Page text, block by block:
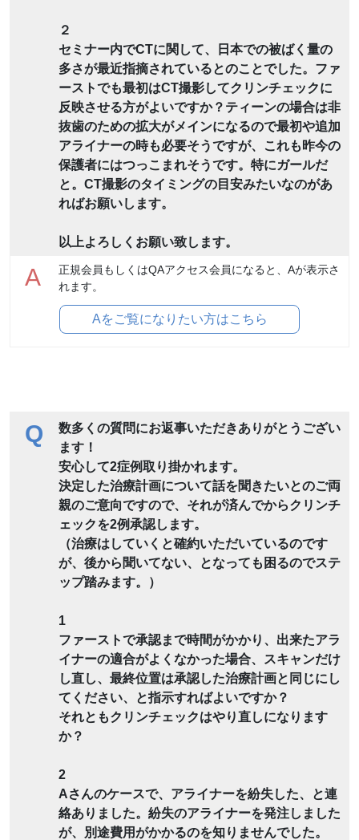
２
セミナー内でCTに関して、日本での被ばく量の
多さが最近指摘されているとのことでした。ファ
ーストでも最初はCT撮影してクリンチェックに
反映させる方がよいですか？ティーンの場合は非
抜歯のための拡大がメインになるので最初や追加
アライナーの時も必要そうですが、これも昨今の
保護者にはつっこまれそうです。特にガールだ
と。CT撮影のタイミングの目安みたいなのがあ
ればお願いします。
以上よろしくお願い致します。
A
正規会員もしくはQAアクセス会員になると、Aが表示さ
れます。
Aをご覧になりたい方はこちら
Q
数多くの質問にお返事いただきありがとうござい
ます！
安心して2症例取り掛かれます。
決定した治療計画について話を聞きたいとのご両
親のご意向ですので、それが済んでからクリンチ
ェックを2例承認します。
（治療はしていくと確約いただいているのです
が、後から聞いてない、となっても困るのでステ
ップ踏みます。）
1
ファーストで承認まで時間がかかり、出来たアラ
イナーの適合がよくなかった場合、スキャンだけ
し直し、最終位置は承認した治療計画と同じにし
てください、と指示すればよいですか？
それともクリンチェックはやり直しになります
か？
2
Aさんのケースで、アライナーを紛失した、と連
絡ありました。紛失のアライナーを発注しました
が、別途費用がかかるのを知りませんでした。